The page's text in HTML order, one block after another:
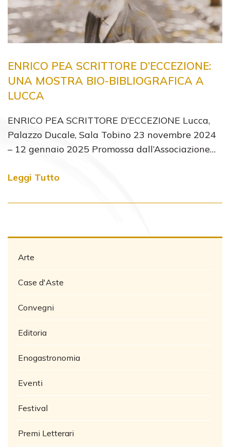
ENRICO PEA SCRITTORE D’ECCEZIONE:
UNA MOSTRA BIO-BIBLIOGRAFICA A
LUCCA
ENRICO PEA SCRITTORE D’ECCEZIONE Lucca,
Palazzo Ducale, Sala Tobino 23 novembre 2024
– 12 gennaio 2025 Promossa dall’Associazione…
Leggi Tutto
Arte
Case d'Aste
Convegni
Editoria
Enogastronomia
Eventi
Festival
Premi Letterari